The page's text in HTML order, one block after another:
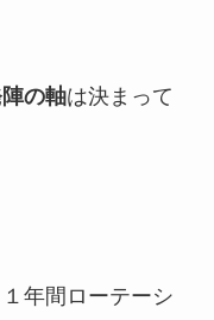
の軸は決まって
年間ローテーシ